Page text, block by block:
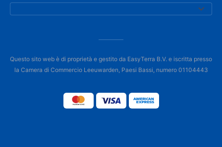
Questo sito web è di proprietà e gestito da EasyTerra B.V. e iscritta presso
la Camera di Commercio Leeuwarden, Paesi Bassi, numero 01104443